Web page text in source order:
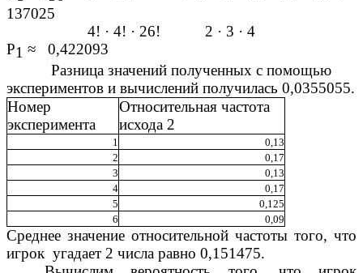
137025
4! · 4! · 26! 2 · 3 · 4
Р1 ≈ 0,422093
Разница значений полученных с помощью
экспериментов и вычислений получилась 0,0355055.
Номер
эксперимента
Относительная частота
исхода 2
1
0,13
2
0,17
3
0,13
4
0,17
5
0,125
6
0,09
Среднее значение относительной частоты того, что
игрок угадает 2 числа равно 0,151475.